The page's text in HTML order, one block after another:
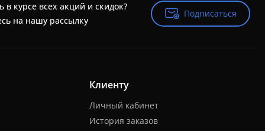
в курсе всех акций и скидок?
на нашу рассылку
Подписаться
Подписаться
Клиенту
Личный кабинет
История заказов